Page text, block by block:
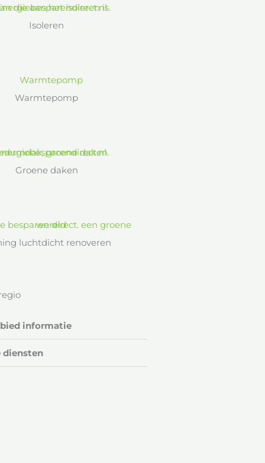
Isoleren
Warmtepomp
Groene daken
luchtdicht renoveren
informatie
diensten